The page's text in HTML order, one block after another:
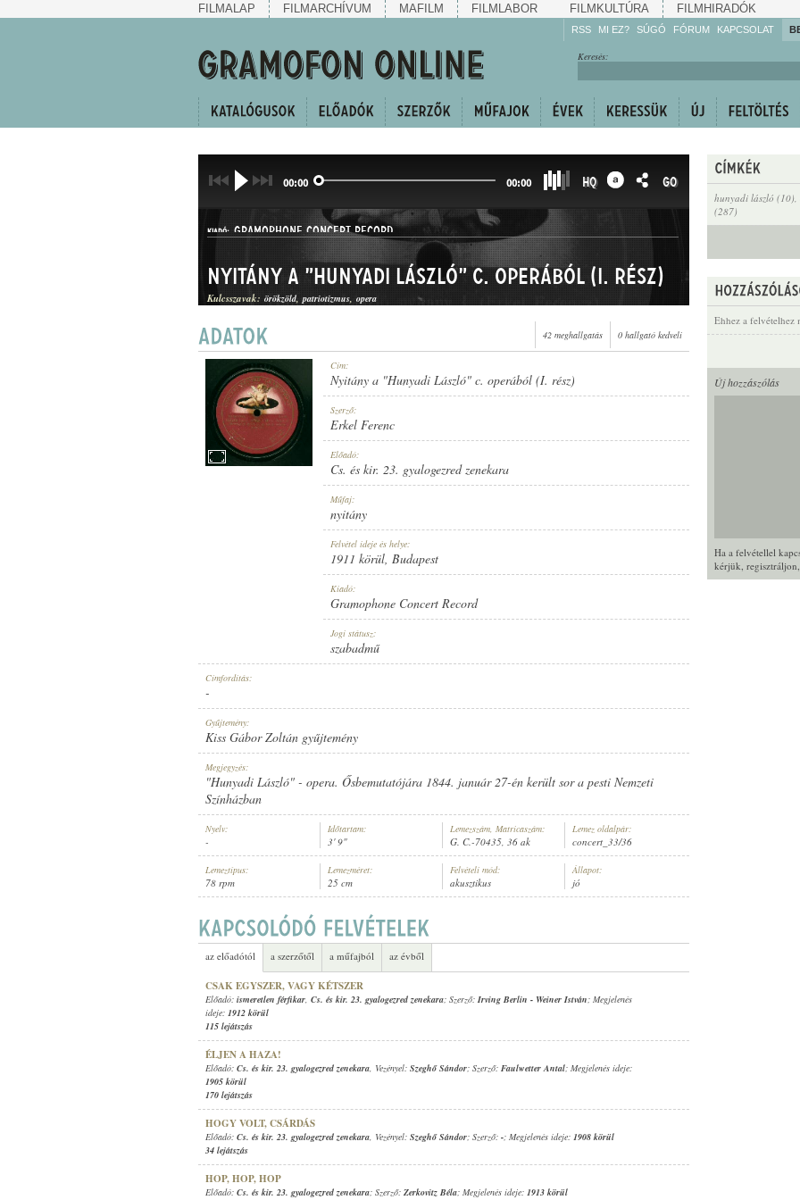
FILMALAP FILMARCHÍVUM MAFILM FILMLABOR FILMKULTÚRA FILMHIRADÓK
RSS MI EZ? SÚGÓ
Gyarapítsa!
FÓRUM KAPCSOLAT
Keresés:
hunyadi lászló (10),
(287)
Ehhez a felvételhez
Új hozzászólás
Ha a felvétellel
kérjük, regisztráljon
00:00 00:00 HQ GO
CS. ÉS KIR. 23. GYALOGEZRED ZENEKARA
MŰFAJ: NYITÁNY
MEGJELENÉS IDEJE: 1911 KÖRÜL
KIADÓ: GRAMOPHONE CONCERT RECORD
LEMEZSZÁM: G. C.-70435
Nyitány a "Hunyadi László" c. operából (I. rész)
Kulcsszavak: örökzöld patriotizmus opera
42 meghallgatás 0 hallgató kedveli
Cím:
Nyitány a "Hunyadi László" c. operából (I. rész)
Szerző:
Erkel Ferenc
Előadó:
Cs. és kir. 23. gyalogezred zenekara
Műfaj:
nyitány
Felvétel ideje és helye:
1911 körül, Budapest
Kiadó:
Gramophone Concert Record
Jogi státusz:
szabadmű
Címfordítás:
-
Gyűjtemény:
Kiss Gábor Zoltán gyűjtemény
Megjegyzés:
"Hunyadi László" - opera. Ősbemutatójára 1844. január 27-én került sor a pesti Nemzeti
Színházban
Nyelv:
-
Időtartam:
3' 9"
Lemezszám, Matricaszám:
G. C.-70435, 36 ak
Lemez oldalpár:
concert_33/36
Lemeztípus:
78 rpm
Lemezméret:
25 cm
Felvételi mód:
akusztikus
Állapot:
jó
az előadótól a szerzőtől a műfajból az évből
CSAK EGYSZER, VAGY KÉTSZER
Előadó: ismeretlen férfikar, Cs. és kir. 23. gyalogezred zenekara; Szerző: Irving Berlin - Weiner István; Megjelenés
ideje: 1912 körül
115 lejátszás
ÉLJEN A HAZA!
Előadó: Cs. és kir. 23. gyalogezred zenekara, Vezényel: Szeghő Sándor; Szerző: Faulwetter Antal; Megjelenés ideje:
1905 körül
170 lejátszás
HOGY VOLT, CSÁRDÁS
Előadó: Cs. és kir. 23. gyalogezred zenekara, Vezényel: Szeghő Sándor; Szerző: -; Megjelenés ideje: 1908 körül
34 lejátszás
HOP, HOP, HOP
Előadó: Cs. és kir. 23. gyalogezred zenekara; Szerző: Zerkovitz Béla; Megjelenés ideje: 1913 körül